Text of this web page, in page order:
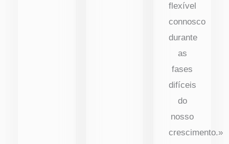
flexível
connosco
durante
as
fases
difíceis
do
nosso
crescimento.»